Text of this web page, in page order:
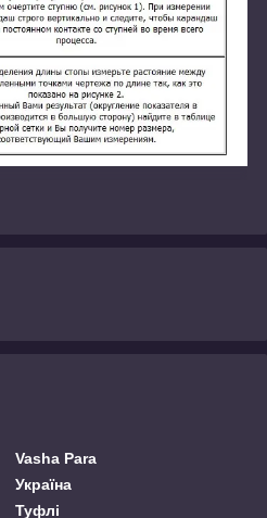
Vasha Para
Україна
Туфлі